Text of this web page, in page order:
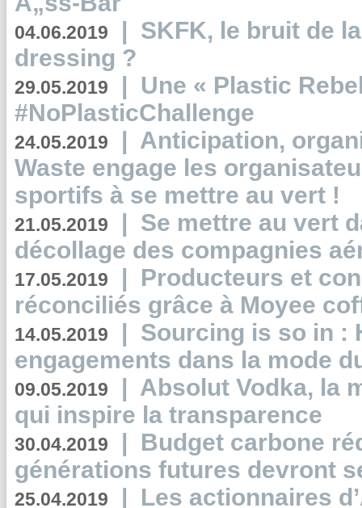
04.06.2019 | SKFK, le bruit de
dressing ?
29.05.2019 | Une « Plastic
#NoPlasticChallenge
24.05.2019 | Anticipation,
Waste engage les
sportifs à se mettre au vert !
21.05.2019 | Se mettre au vert
décollage des compagnies
17.05.2019 | Producteurs et
réconciliés grâce à Moyee
14.05.2019 | Sourcing is so in :
engagements dans la mode
09.05.2019 | Absolut Vodka, la
qui inspire la transparence
30.04.2019 | Budget carbone
générations futures devront
25.04.2019 | Les actionnaires